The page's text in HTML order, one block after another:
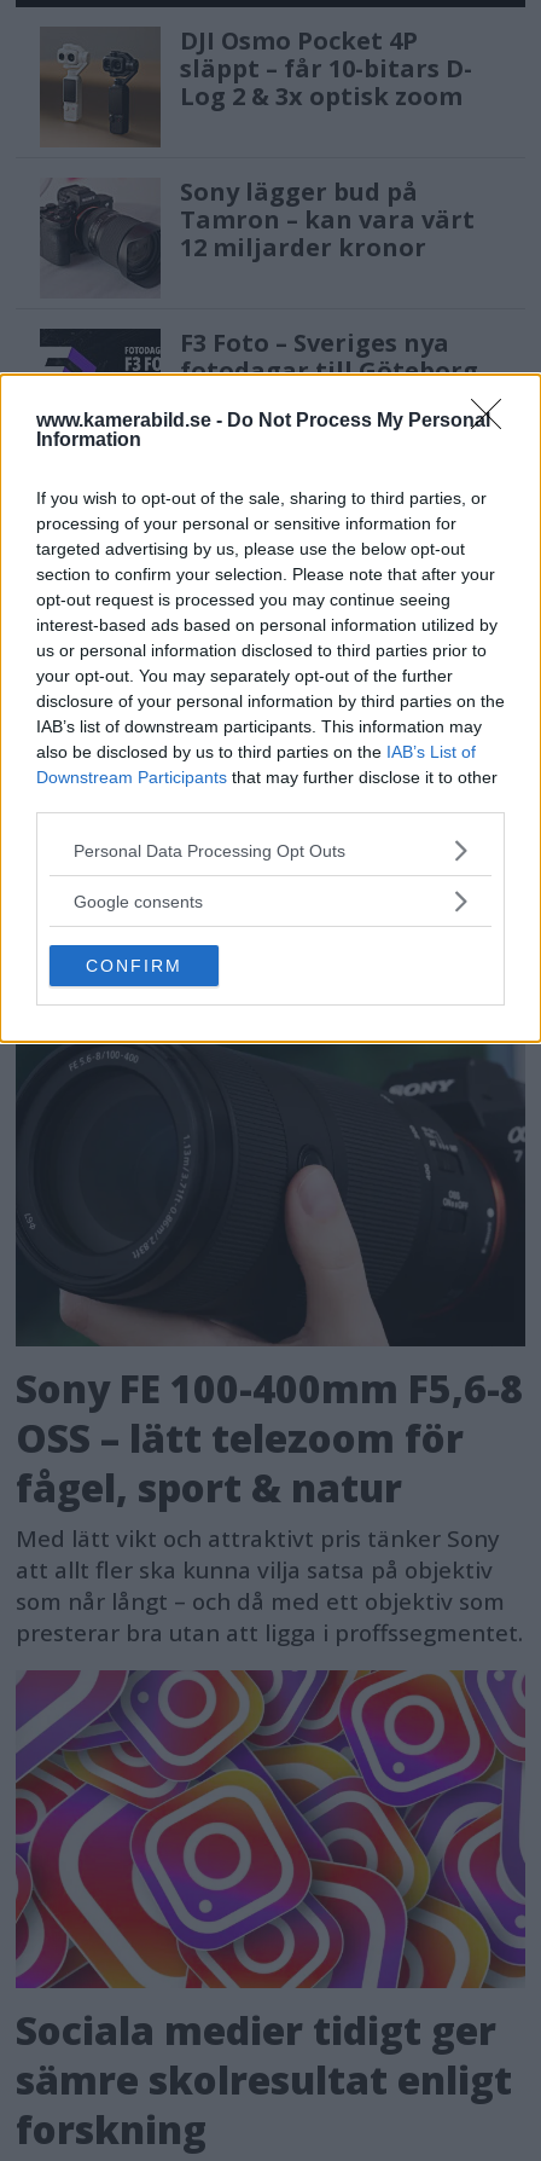
www.kamerabild.se - Do Not Process My Personal
Information
If you wish to opt-out of the sale, sharing to third parties, or
processing of your personal or sensitive information for
targeted advertising by us, please use the below opt-out
section to confirm your selection. Please note that after your
opt-out request is processed you may continue seeing
interest-based ads based on personal information utilized by
us or personal information disclosed to third parties prior to
your opt-out. You may separately opt-out of the further
disclosure of your personal information by third parties on the
IAB’s list of downstream participants. This information may
also be disclosed by us to third parties on the IAB’s List of
Downstream Participants that may further disclose it to other
Please note that this website/app uses one or more Google
not limited to your visit or usage behaviour. You may click to
use your data for below specified purposes in below Google
consent section.
Personal Data Processing Opt Outs
Google consents
CONFIRM
DJI Osmo Pocket 4P
släppt – får 10-bitars D-
Log 2 & 3x optisk zoom
Sony lägger bud på
Tamron – kan vara värt
12 miljarder kronor
F3 Foto – Sveriges nya
fotodagar till Göteborg,
Sony FE 100-400mm F5,6-8
OSS – lätt telezoom för
fågel, sport & natur
Anna W Thorbjörnsson –
naket med integritet
Sony RX10 V – ny
superzoom med 24–
600mm & AI-autofokus
Sony FE 100-400mm F5,6-8
OSS – lätt telezoom för
fågel, sport & natur
Med lätt vikt och attraktivt pris tänker Sony
att allt fler ska kunna vilja satsa på objektiv
som når långt – och då med ett objektiv som
presterar bra utan att ligga i proffssegmentet.
Sociala medier tidigt ger
sämre skolresultat enligt
forskning